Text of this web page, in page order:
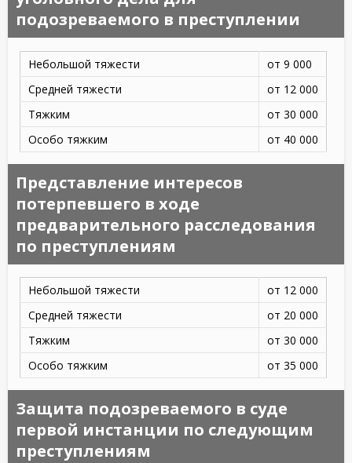
подозреваемого в преступлении
Небольшой тяжести
от 9 000
Средней тяжести
от 12 000
Тяжким
от 30 000
Особо тяжким
от 40 000
Представление интересов
потерпевшего в ходе
предварительного расследования
по преступлениям
Небольшой тяжести
от 12 000
Средней тяжести
от 20 000
Тяжким
от 30 000
Особо тяжким
от 35 000
Защита подозреваемого в суде
первой инстанции по следующим
преступлениям